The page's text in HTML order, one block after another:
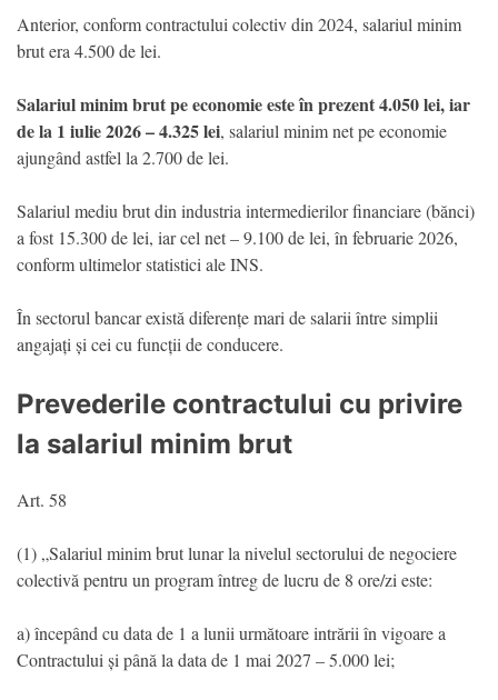
Anterior, conform contractului colectiv din 2024, salariul minim
brut era 4.500 de lei.
Salariul minim brut pe economie este în prezent 4.050 lei, iar
de la 1 iulie 2026 – 4.325 lei, salariul minim net pe economie
ajungând astfel la 2.700 de lei.
Salariul mediu brut din industria intermedierilor financiare (bănci)
a fost 15.300 de lei, iar cel net – 9.100 de lei, în februarie 2026,
conform ultimelor statistici ale INS.
În sectorul bancar există diferențe mari de salarii între simplii
angajați și cei cu funcții de conducere.
Prevederile contractului cu privire
la salariul minim brut
Art. 58
(1) „Salariul minim brut lunar la nivelul sectorului de negociere
colectivă pentru un program întreg de lucru de 8 ore/zi este:
a) începând cu data de 1 a lunii următoare intrării în vigoare a
Contractului și până la data de 1 mai 2027 – 5.000 lei;